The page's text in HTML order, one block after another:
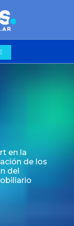
de los libros
Aires